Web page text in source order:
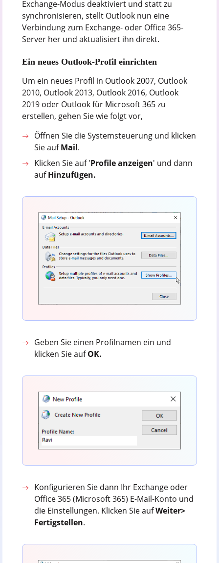
Exchange-Modus deaktiviert und statt zu
synchronisieren, stellt Outlook nun eine
Verbindung zum Exchange- oder Office 365-
Server her und aktualisiert ihn direkt.
Ein neues Outlook-Profil einrichten
Um ein neues Profil in Outlook 2007, Outlook
2010, Outlook 2013, Outlook 2016, Outlook
2019 oder Outlook für Microsoft 365 zu
erstellen, gehen Sie wie folgt vor,
Öffnen Sie die Systemsteuerung und klicken
Sie aufMail.
Klicken Sie auf 'Profile anzeigen' und dann
aufHinzufügen.
Geben Sie einen Profilnamen ein und
klicken Sie aufOK.
Konfigurieren Sie dann Ihr Exchange oder
Office 365 (Microsoft 365) E-Mail-Konto und
die Einstellungen. Klicken Sie aufWeiter>
Fertigstellen.